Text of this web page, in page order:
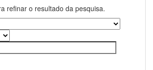
refinar o resultado da pesquisa.